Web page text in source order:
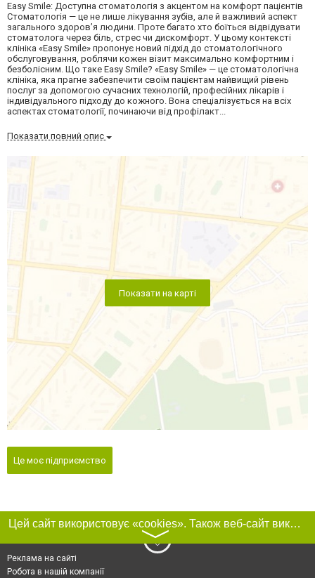
️Easy Smile: Доступна стоматологія з акцентом на комфорт пацієнтів
Стоматологія — це не лише лікування зубів, але й важливий аспект
загального здоров’я людини. Проте багато хто боїться відвідувати
стоматолога через біль, стрес чи дискомфорт. У цьому контексті
клініка «Easy Smile» пропонує новий підхід до стоматологічного
обслуговування, роблячи кожен візит максимально комфортним і
безболісним. Що таке Easy Smile? «Easy Smile» — це стоматологічна
клініка, яка прагне забезпечити своїм пацієнтам найвищий рівень
послуг за допомогою сучасних технологій, професійних лікарів і
індивідуального підходу до кожного. Вона спеціалізується на всіх
аспектах стоматології, починаючи від профілакт...
Показати повний опис
Показати на карті
Це моє підприємство
Цей сайт використовує «cookies». Також веб-сайт використовує інтернет-сервіс для збору технічних даних стосовно відвідувачів з метою отримання маркетингової та статистичної інформації. Умови обробки даних відвідувачів сайту див.
〉
Реклама на сайті
Робота в нашій компанії